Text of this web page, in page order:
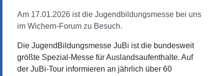
Am 17.01.2026 ist die Jugendbildungsmesse bei uns
im Wichern-Forum zu Besuch.
Die JugendBildungsmesse JuBi ist die bundesweit
größte Spezial-Messe für Auslandsaufenthalte. Auf
der JuBi-Tour informieren an jährlich über 60